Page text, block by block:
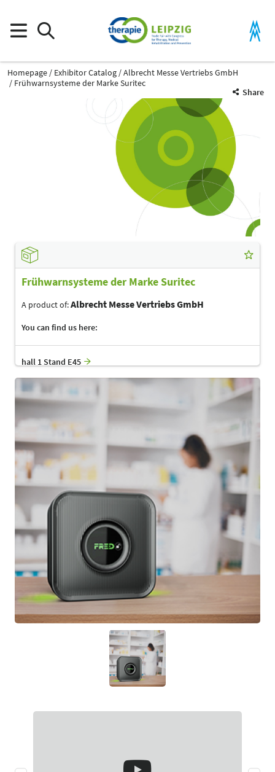
Homepage Exhibitor Catalog
Albrecht Messe Vertriebs GmbH
Frühwarnsysteme der Marke Suritec
Share
Frühwarnsysteme der Marke Suritec
A product of:Albrecht Messe Vertriebs GmbH
You can find us here:
hall 1 Stand E45